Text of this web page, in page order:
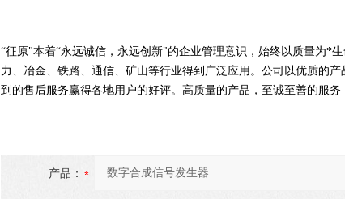
“征原"本着“永远诚信，永远创新"的企业管理意识，始终以质量为*
力、冶金、铁路、通信、矿山等行业得到广泛应用。公司以优质的
到的售后服务赢得各地用户的好评。高质量的产品，至诚至善的服务
产品：